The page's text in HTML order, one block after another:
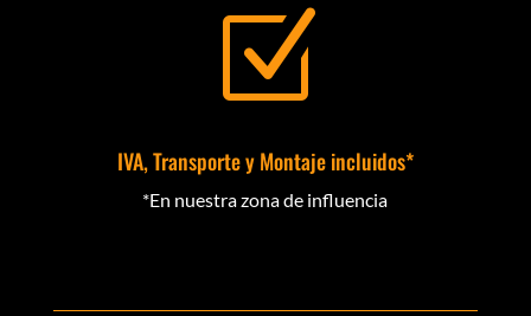
Z
IVA, Transporte y Montaje incluidos*
*En nuestra zona de influencia